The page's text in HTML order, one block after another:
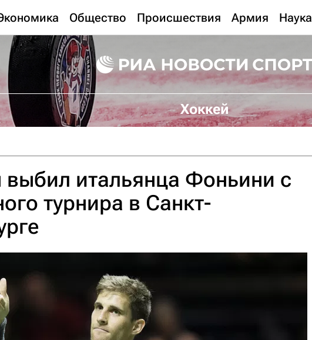
Общество Происшествия Армия Наука
Хоккей
итальянца Фоньини с
турнира в Санкт-